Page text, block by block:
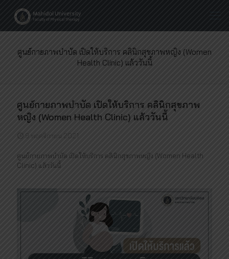
ศูนย์กายภาพบำบัด เปิดให้บริการ คลินิกสุขภาพหญิง (Women
Health Clinic) แล้ววันนี้
ศูนย์กายภาพบำบัด เปิดให้บริการ คลินิกสุขภาพ
หญิง (Women Health Clinic) แล้ววันนี้
9 พฤศจิกายน 2021
ศูนย์กายภาพบำบัด เปิดให้บริการ คลินิกสุขภาพหญิง (Women Health
Clinic) แล้ววันนี้